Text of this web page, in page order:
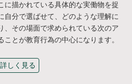
に描かれている具体的な実働物を捉
自分で選ばせて、どのような理解に
、その場面で求められている次のア
とが教育行為の中心になります。
詳しく見る